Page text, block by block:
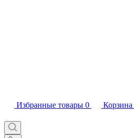
Избранные товары 0 Корзина